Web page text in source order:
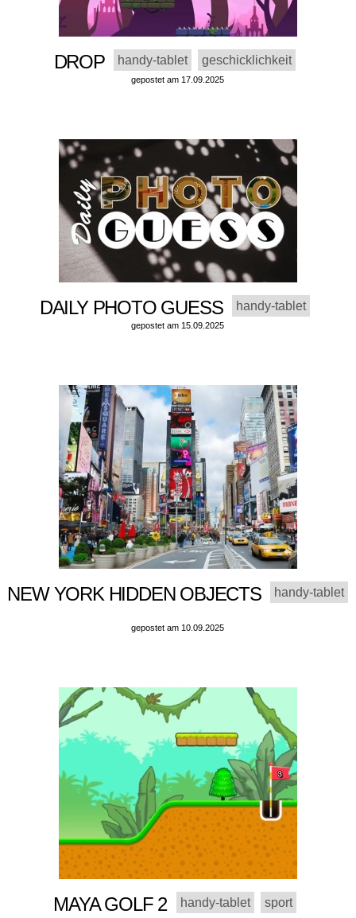
DROP handy-tablet geschicklichkeit
gepostet am 17.09.2025
DAILY PHOTO GUESS handy-tablet
gepostet am 15.09.2025
NEW YORK HIDDEN OBJECTS handy-tablet
gepostet am 10.09.2025
MAYA GOLF 2 handy-tablet sport